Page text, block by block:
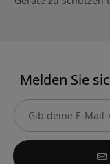
Melden Sie